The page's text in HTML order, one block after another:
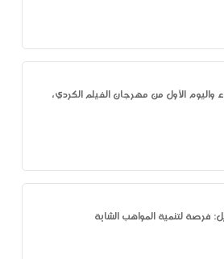
واليوم الأول من مهرجان الفيلم الكردي،
فرصة لتنمية المواهب الشابة